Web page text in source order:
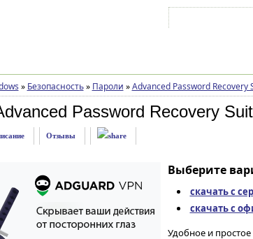
» Безопасность » Пароли » Advanced Password Recovery
Password Recovery
Отзывы
Выберите
скачать с
скачать с
Удобное и